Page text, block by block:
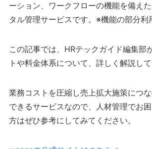
ーション、ワークフローの機能を備え
タル管理サービスです。※機能の部分利
この記事では、HRテックガイド編集部
トや料金体系について、詳しく解説して
業務コストを圧縮し売上拡大施策につ
できるサービスなので、人材管理でお
方はぜひ参考にしてみてください。